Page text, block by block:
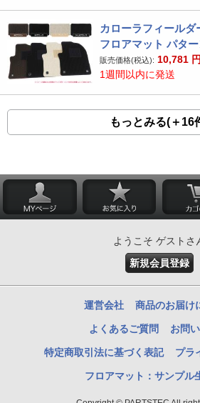
カローラフィールダ
フロアマット パター
販売価格(税込): 10,781 円
1週間以内に発送
もっとみる(＋16
ようこそ ゲストさ
新規会員登録
運営会社 商品のお届け
よくあるご質問 お問
特定商取引法に基づく表記 プラ
フロアマット：サンプル